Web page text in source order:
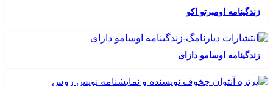
زندگینامه اومبرتو اکو
زندگینامه اوسامو دازای